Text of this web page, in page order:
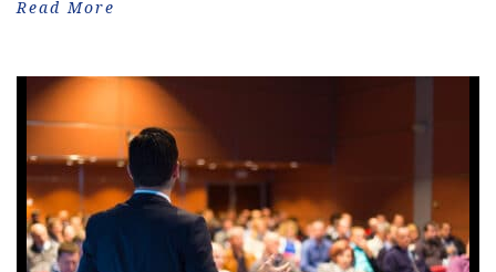
Read More